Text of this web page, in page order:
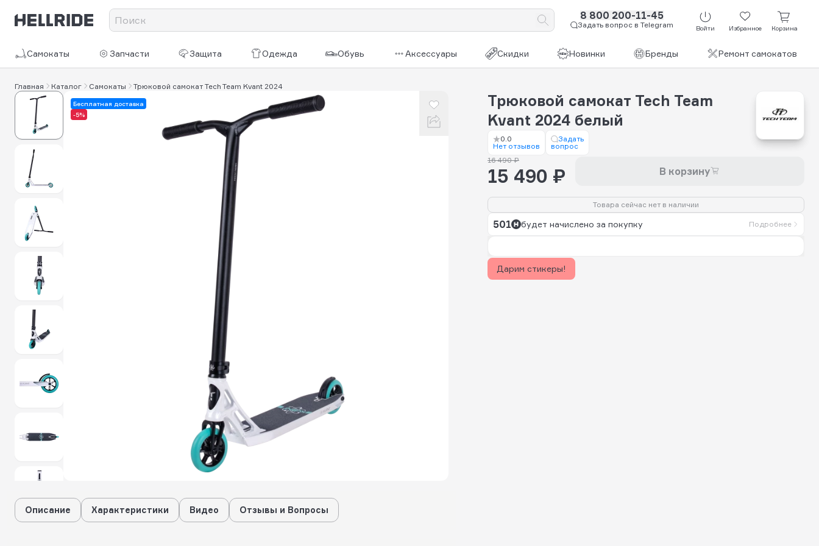
8 800 200-11-45
Задать вопрос в Telegram Войти Избранное Корзина
Самокаты Запчасти Защита Одежда Обувь Аксессуары Скидки Новинки Бренды Ремонт самокатов
Главная Каталог Самокаты Трюковой самокат Tech Team Kvant 2024
Бесплатная доставка
-5%
Трюковой самокат Tech Team
Kvant 2024 белый
0.0
Нет отзывов
Задать
вопрос
16 490 ₽
15 490 ₽ В корзину
Товара сейчас нет в наличии
501 будет начислено за покупку Подробнее
Дарим стикеры!
Описание Характеристики Видео Отзывы и Вопросы